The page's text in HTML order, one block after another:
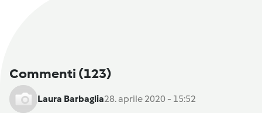
Commenti (123)
Laura Barbaglia28. aprile 2020 - 15:52